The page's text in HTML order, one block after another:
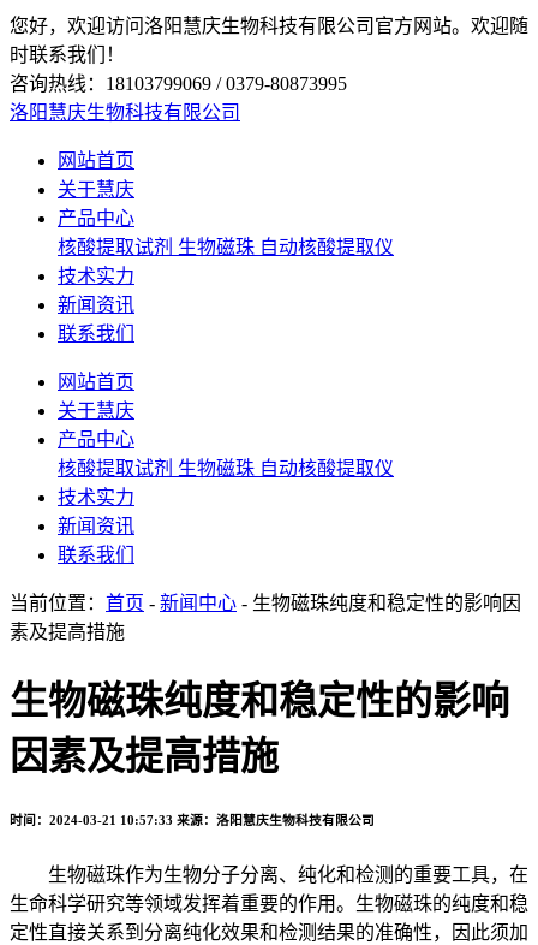
您好，欢迎访问洛阳慧庆生物科技有限公司官方网站。欢迎随
时联系我们！
咨询热线：18103799069 / 0379-80873995
洛阳慧庆生物科技有限公司
网站首页
关于慧庆
产品中心
核酸提取试剂 生物磁珠 自动核酸提取仪
技术实力
新闻资讯
联系我们
网站首页
关于慧庆
产品中心
核酸提取试剂 生物磁珠 自动核酸提取仪
技术实力
新闻资讯
联系我们
当前位置： 首页 - 新闻中心 - 生物磁珠纯度和稳定性的影响因
素及提高措施
生物磁珠纯度和稳定性的影响
因素及提高措施
时间：2024-03-21 10:57:33 来源：洛阳慧庆生物科技有限公司
生物磁珠作为生物分子分离、纯化和检测的重要工具，在
生命科学研究等领域发挥着重要的作用。生物磁珠的纯度和稳
定性直接关系到分离纯化效果和检测结果的准确性，因此须加